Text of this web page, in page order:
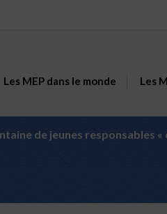
Les MEP dans le monde Les
de jeunes responsables